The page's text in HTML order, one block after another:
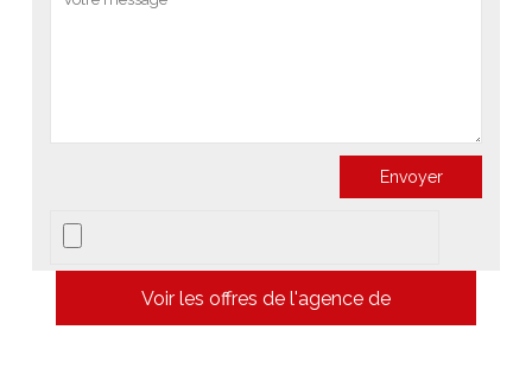
Voir les offres de l'agence de